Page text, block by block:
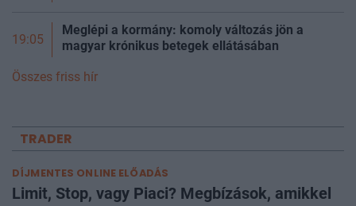
19:05
Meglépi a kormány: komoly változás jön a
magyar krónikus betegek ellátásában
Összes friss hír
TRADER
DÍJMENTES ONLINE ELŐADÁS
Limit, Stop, vagy Piaci? Megbízások, amikkel